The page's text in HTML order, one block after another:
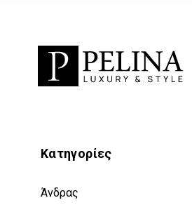
Κατηγορίες
Άνδρας